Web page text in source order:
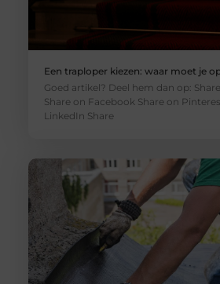
Een traploper kiezen: waar moet je
Goed artikel? Deel hem dan op:
Share on Facebook Share on
LinkedIn Share